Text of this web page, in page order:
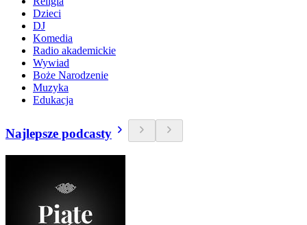
Dzieci
DJ
Komedia
Radio akademickie
Wywiad
Boże Narodzenie
Muzyka
Edukacja
Najlepsze podcasty